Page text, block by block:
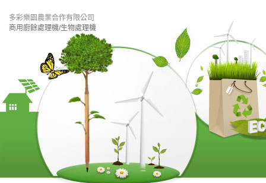
多彩樂園農業合作有限公司
商用廚餘處理機/生物處理機